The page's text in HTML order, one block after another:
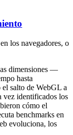
los navegadores, o
dimensiones —
hasta
salto de WebGL a
vez identificados los
cómo el
benchmarks en
evoluciona, los